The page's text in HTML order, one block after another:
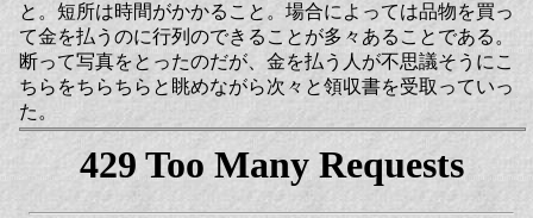
と。短所は時間がかかること。場合によっては品物を買っ
て金を払うのに行列のできることが多々あることである。
断って写真をとったのだが、金を払う人が不思議そうにこ
ちらをちらちらと眺めながら次々と領収書を受取っていっ
た。